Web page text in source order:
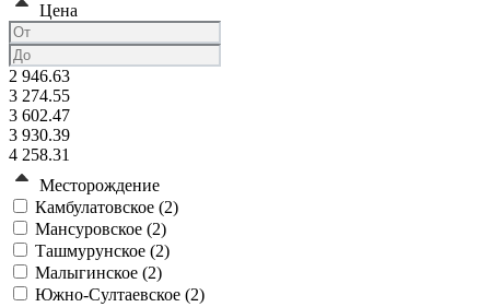
Цена
2 946.63
3 274.55
3 602.47
3 930.39
4 258.31
Месторождение
Камбулатовское (2)
Мансуровское (2)
Ташмурунское (2)
Малыгинское (2)
Южно-Султаевское (2)